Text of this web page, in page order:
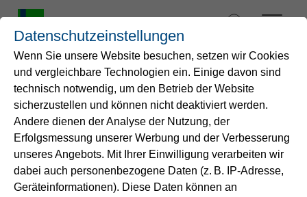
springen
Startseite
Wasser
Service
Immer fair bleiben
Der Gleichbehandlungsbericht
gemäß Energiewirtschaftsgesetz
Datenschutzeinstellungen
Wenn Sie unsere Website besuchen, setzen wir Cookies
und vergleichbare Technologien ein. Einige davon sind
technisch notwendig, um den Betrieb der Website
sicherzustellen und können nicht deaktiviert werden.
Andere dienen der Analyse der Nutzung, der
Erfolgsmessung unserer Werbung und der Verbesserung
unseres Angebots. Mit Ihrer Einwilligung verarbeiten wir
dabei auch personenbezogene Daten (z. B. IP-Adresse,
Geräteinformationen). Diese Daten können an